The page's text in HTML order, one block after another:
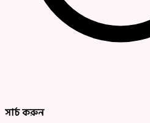
সার্চ করুন